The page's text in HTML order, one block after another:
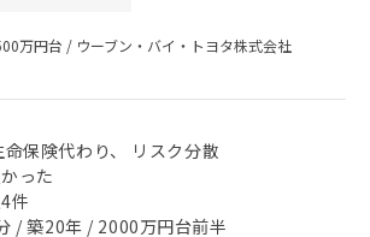
万円台 / ウーブン・バイ・トヨタ株式会社
保険代わり、 リスク分散
った
件
/ 築20年 / 2000万円台前半